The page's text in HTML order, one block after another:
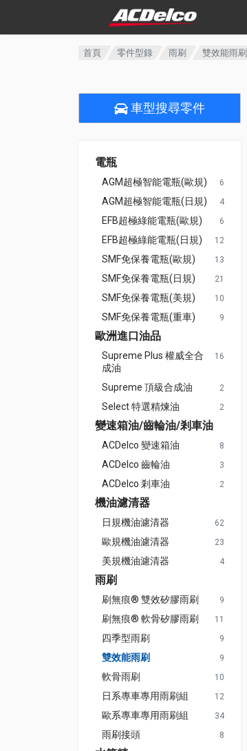
首頁 零件型錄 雨刷 雙效能雨刷
車型搜尋零件
電瓶
AGM超極智能電瓶(歐規) 6
AGM超極智能電瓶(日規) 4
EFB超極綠能電瓶(歐規) 6
EFB超極綠能電瓶(日規) 12
SMF免保養電瓶(歐規) 13
SMF免保養電瓶(日規) 21
SMF免保養電瓶(美規) 10
SMF免保養電瓶(重車) 9
歐洲進口油品
Supreme Plus 權威全合
成油
16
Supreme 頂級合成油 2
Select 特選精煉油 2
變速箱油/齒輪油/剎車油
ACDelco 變速箱油 8
ACDelco 齒輪油 3
ACDelco 剎車油 2
機油濾清器
日規機油濾清器 62
歐規機油濾清器 23
美規機油濾清器 4
雨刷
刷無痕® 雙效矽膠雨刷 9
刷無痕® 軟骨矽膠雨刷 11
四季型雨刷 9
雙效能雨刷 9
軟骨雨刷 10
日系專車專用雨刷組 12
歐系專車專用雨刷組 34
雨刷接頭 8